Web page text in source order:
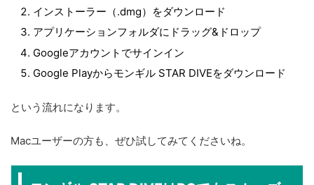
インストーラー（.dmg）をダウンロード
アプリケーションフォルダにドラッグ&ドロップ
Googleアカウントでサインイン
Google Playからモンギル STAR DIVEをダウンロード
という流れになります。
Macユーザーの方も、ぜひ試してみてくださいね。